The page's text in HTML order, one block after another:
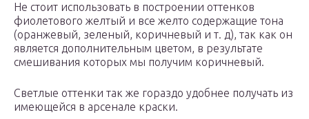
Не стоит использовать в построении оттенков
фиолетового желтый и все желто содержащие тона
(оранжевый, зеленый, коричневый и т. д), так как он
является дополнительным цветом, в результате
смешивания которых мы получим коричневый.
Светлые оттенки так же гораздо удобнее получать из
имеющейся в арсенале краски.